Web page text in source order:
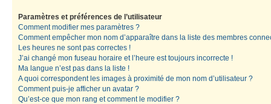
Paramètres et préférences de l’utilisateur
Comment modifier mes paramètres ?
Comment empêcher mon nom d’apparaître dans la liste des membres
Les heures ne sont pas correctes !
J’ai changé mon fuseau horaire et l’heure est toujours incorrecte !
Ma langue n’est pas dans la liste !
A quoi correspondent les images à proximité de mon nom d’utilisateur ?
Comment puis-je afficher un avatar ?
Qu’est-ce que mon rang et comment le modifier ?